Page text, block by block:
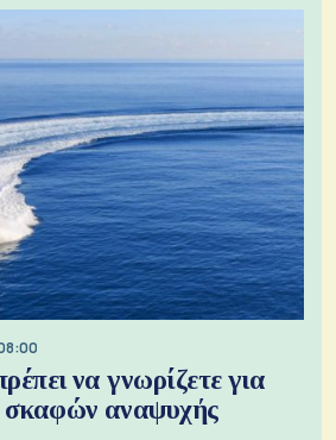
να γνωρίζετε για
αναψυχής